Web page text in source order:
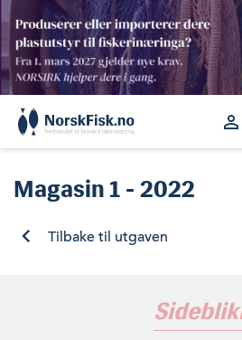
Skip
content
perm_identity
Magasin 1 - 2022
Tilbake til utgaven